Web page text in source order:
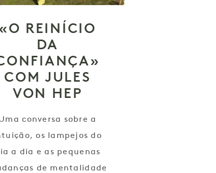
«O REINÍCIO
DA
COM JULES
VON HEP
conversa sobre a
os lampejos do
a dia e as pequenas
de mentalidade